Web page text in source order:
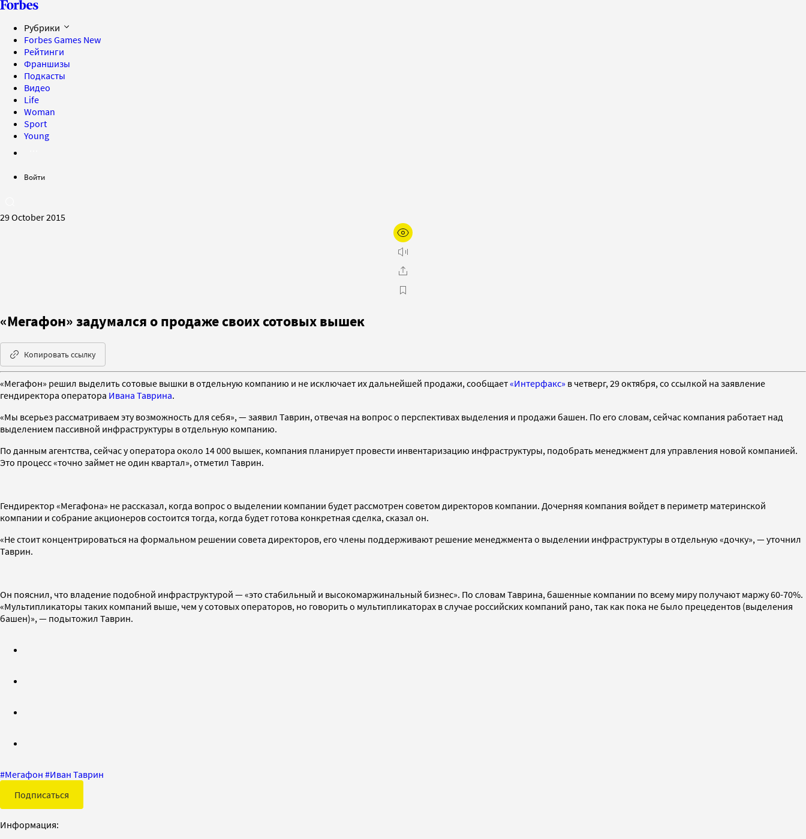
Рубрики
Forbes Games New
Рейтинги
Франшизы
Подкасты
Видео
Life
Woman
Sport
Young
Войти
29 October 2015
«Мегафон» задумался о продаже своих сотовых вышек
Копировать ссылку
«Мегафон» решил выделить сотовые вышки в отдельную компанию и не исключает их дальнейшей продажи, сообщает«Интерфакс» в четверг, 29 октября, со ссылкой на заявление
гендиректора оператора Ивана Таврина.
«Мы всерьез рассматриваем эту возможность для себя», — заявил Таврин, отвечая на вопрос о перспективах выделения и продажи башен. По его словам, сейчас компания работает над
выделением пассивной инфраструктуры в отдельную компанию.
По данным агентства, сейчас у оператора около 14 000 вышек, компания планирует провести инвентаризацию инфраструктуры, подобрать менеджмент для управления новой компанией.
Это процесс «точно займет не один квартал», отметил Таврин.
Гендиректор «Мегафона» не рассказал, когда вопрос о выделении компании будет рассмотрен советом директоров компании. Дочерняя компания войдет в периметр материнской
компании и собрание акционеров состоится тогда, когда будет готова конкретная сделка, сказал он.
«Не стоит концентрироваться на формальном решении совета директоров, его члены поддерживают решение менеджмента о выделении инфраструктуры в отдельную «дочку», — уточнил
Таврин.
Он пояснил, что владение подобной инфраструктурой — «это стабильный и высокомаржинальный бизнес». По словам Таврина, башенные компании по всему миру получают маржу 60-70%.
«Мультипликаторы таких компаний выше, чем у сотовых операторов, но говорить о мультипликаторах в случае российских компаний рано, так как пока не было прецедентов (выделения
башен)», — подытожил Таврин.
#Мегафон #Иван Таврин
Подписаться
Информация: